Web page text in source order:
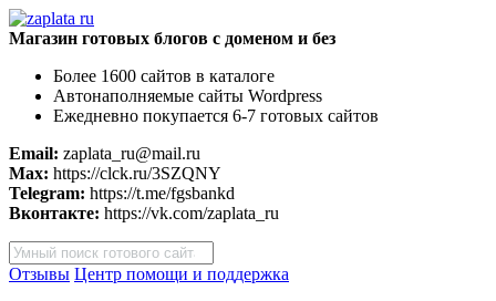
Магазин готовых блогов с доменом и без
Более 1600 сайтов в каталоге
Автонаполняемые сайты Wordpress
Ежедневно покупается 6-7 готовых сайтов
Email: zaplata_ru@mail.ru
Max: https://clck.ru/3SZQNY
Telegram: https://t.me/fgsbankd
Вконтакте: https://vk.com/zaplata_ru
Поиск
товаров
Отзывы Центр помощи и поддержка